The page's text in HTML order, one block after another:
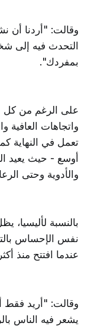
وقالت: "أردنا أن
التحدث فيه إلى
بمفردك".
على الرغم من كل
واتجاهات العافية
تعمل في النهاية
أوسع - حيث يعيد
والأدوية وحتى
بالنسبة لأليسيا،
نفس الإحساس
عندما افتتح منذ
وقالت: "أريد فقط
يشعر فيه الناس